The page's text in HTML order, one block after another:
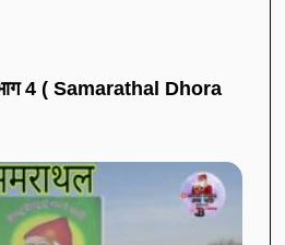
4 ( Samarathal Dhora